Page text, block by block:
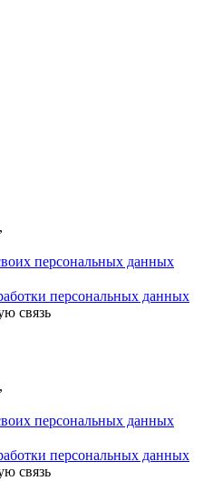
персональных данных
персональных данных
связь
персональных данных
персональных данных
связь